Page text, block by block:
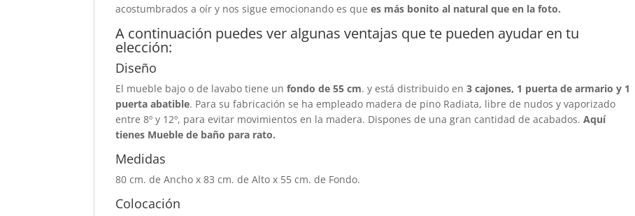
acostumbrados a oír y nos sigue emocionando es quees más bonito al natural que en la foto.
A continuación puedes ver algunas ventajas que te pueden ayudar en tu
elección:
Diseño
El mueble bajo o de lavabo tiene unfondo de 55 cm. y está distribuido en3 cajones, 1 puerta de armario y 1
puerta abatible. Para su fabricación se ha empleado madera de pino Radiata, libre de nudos y vaporizado
entre 8º y 12º, para evitar movimientos en la madera. Dispones de una gran cantidad de acabados.Aquí
tienes Mueble de baño para rato.
Medidas
80 cm. de Ancho x 83 cm. de Alto x 55 cm. de Fondo.
Colocación